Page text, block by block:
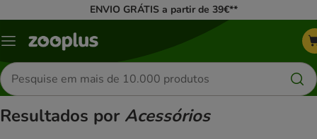
ENVIO GRÁTIS a partir de 39€**
Menu
Pesquisar
produtos
Resultados por Acessórios